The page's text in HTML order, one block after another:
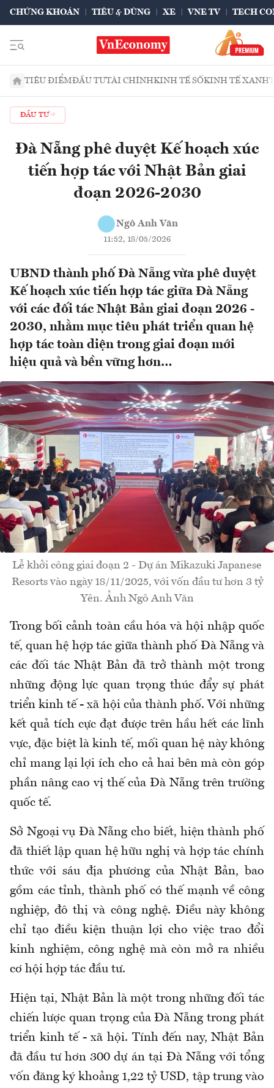
CHỨNG KHOÁN TIÊU & DÙNG XE VNE TV TECH
TIÊU ĐIỂMĐẦU TƯTÀI CHÍNHKINH TẾ SỐKINH TẾ XANH
ĐẦU TƯ
Đà Nẵng phê duyệt Kế hoạch xúc
tiến hợp tác với Nhật Bản giai
đoạn 2026-2030
Ngô Anh Văn
11:52, 18/05/2026
UBND thành phố Đà Nẵng vừa phê duyệt
Kế hoạch xúc tiến hợp tác giữa Đà Nẵng
với các đối tác Nhật Bản giai đoạn 2026 -
2030, nhằm mục tiêu phát triển quan hệ
hợp tác toàn diện trong giai đoạn mới
hiệu quả và bền vững hơn…
Lễ khởi công giai đoạn 2 - Dự án Mikazuki Japanese
Resorts vào ngày 18/11/2025, với vốn đầu tư hơn 3 tỷ
Yên. Ảnh Ngô Anh Văn
Trong bối cảnh toàn cầu hóa và hội nhập quốc
tế, quan hệ hợp tác giữa thành phố Đà Nẵng và
các đối tác Nhật Bản đã trở thành một trong
những động lực quan trọng thúc đẩy sự phát
triển kinh tế - xã hội của thành phố. Với những
kết quả tích cực đạt được trên hầu hết các lĩnh
vực, đặc biệt là kinh tế, mối quan hệ này không
chỉ mang lại lợi ích cho cả hai bên mà còn góp
phần nâng cao vị thế của Đà Nẵng trên trường
quốc tế.
Sở Ngoại vụ Đà Nẵng cho biết, hiện thành phố
đã thiết lập quan hệ hữu nghị và hợp tác chính
thức với sáu địa phương của Nhật Bản, bao
gồm các tỉnh, thành phố có thế mạnh về công
nghiệp, đô thị và công nghệ. Điều này không
chỉ tạo điều kiện thuận lợi cho việc trao đổi
kinh nghiệm, công nghệ mà còn mở ra nhiều
cơ hội hợp tác đầu tư.
Hiện tại, Nhật Bản là một trong những đối tác
chiến lược quan trọng của Đà Nẵng trong phát
triển kinh tế - xã hội. Tính đến nay, Nhật Bản
đã đầu tư hơn 300 dự án tại Đà Nẵng với tổng
vốn đăng ký khoảng 1,22 tỷ USD, tập trung vào